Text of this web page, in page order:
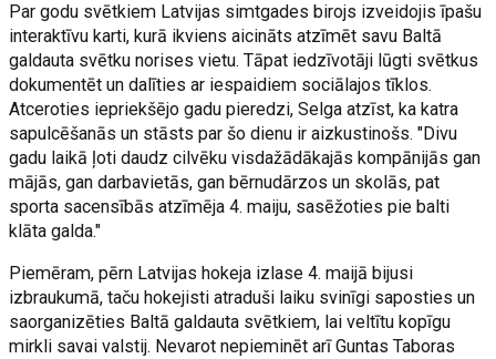
Par godu svētkiem Latvijas simtgades birojs izveidojis īpašu
interaktīvu karti, kurā ikviens aicināts atzīmēt savu Baltā
galdauta svētku norises vietu. Tāpat iedzīvotāji lūgti svētkus
dokumentēt un dalīties ar iespaidiem sociālajos tīklos.
Atceroties iepriekšējo gadu pieredzi, Selga atzīst, ka katra
sapulcēšanās un stāsts par šo dienu ir aizkustinošs. "Divu
gadu laikā ļoti daudz cilvēku visdažādākajās kompānijās gan
mājās, gan darbavietās, gan bērnudārzos un skolās, pat
sporta sacensībās atzīmēja 4. maiju, sasēžoties pie balti
klāta galda."
Piemēram, pērn Latvijas hokeja izlase 4. maijā bijusi
izbraukumā, taču hokejisti atraduši laiku svinīgi saposties un
saorganizēties Baltā galdauta svētkiem, lai veltītu kopīgu
mirkli savai valstij. Nevarot nepieminēt arī Guntas Taboras